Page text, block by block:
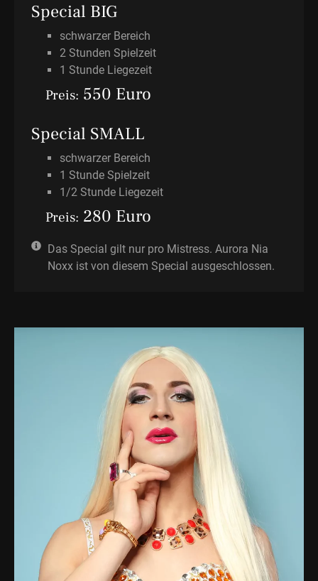
Special BIG
schwarzer Bereich
2 Stunden Spielzeit
1 Stunde Liegezeit
Preis: 550 Euro
Special SMALL
schwarzer Bereich
1 Stunde Spielzeit
1/2 Stunde Liegezeit
Preis: 280 Euro
Das Special gilt nur pro Mistress. Aurora Nia
Noxx ist von diesem Special ausgeschlossen.